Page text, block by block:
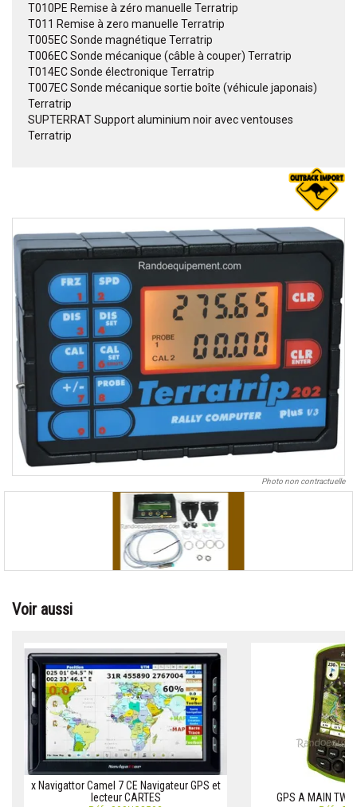
T010PE Remise à zéro manuelle Terratrip
T011 Remise à zero manuelle Terratrip
T005EC Sonde magnétique Terratrip
T006EC Sonde mécanique (câble à couper) Terratrip
T014EC Sonde électronique Terratrip
T007EC Sonde mécanique sortie boîte (véhicule japonais)
Terratrip
SUPTERRAT Support aluminium noir avec ventouses
Terratrip
Photo non contractuelle
Voir aussi
x Navigattor Camel 7 CE Navigateur GPS et
lecteur CARTES
GPS A MAIN